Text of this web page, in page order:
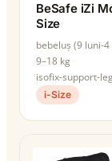
BeSafe iZi
Size
bebeluș (9 luni-4
9–18 kg
isofix-support-
i-Size